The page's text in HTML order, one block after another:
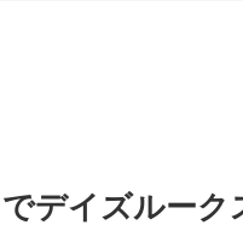
デイズルーク